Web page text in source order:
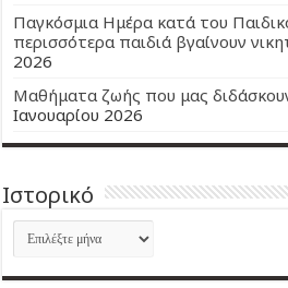
Παγκόσμια Ημέρα κατά του
περισσότερα παιδιά βγαίνουν
2026
Μαθήματα ζωής που μας
Ιανουαρίου 2026
Ιστορικό
Ιστορικό